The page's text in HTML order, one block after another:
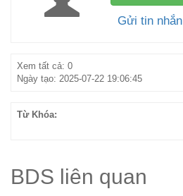
Gửi tin nhắn
Xem tất cả: 0
Ngày tạo: 2025-07-22 19:06:45
Từ Khóa:
BDS liên quan